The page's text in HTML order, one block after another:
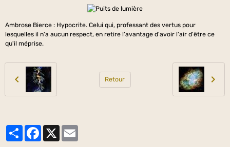
Ambrose Bierce : Hypocrite. Celui qui, professant des vertus pour
lesquelles il n'a aucun respect, en retire l'avantage d'avoir l'air d'être ce
qu'il méprise.
Retour
PartagerFacebook